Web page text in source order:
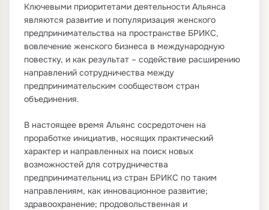
Ключевыми приоритетами деятельности Альянса
являются развитие и популяризация женского
предпринимательства на пространстве БРИКС,
вовлечение женского бизнеса в международную
повестку, и как результат – содействие расширению
направлений сотрудничества между
предпринимательским сообществом стран
объединения.
В настоящее время Альянс сосредоточен на
проработке инициатив, носящих практический
характер и направленных на поиск новых
возможностей для сотрудничества
предпринимательниц из стран БРИКС по таким
направлениям, как инновационное развитие;
здравоохранение; продовольственная и